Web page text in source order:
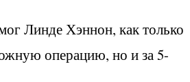
Линде Хэннон, как только
операцию, но и за 5-